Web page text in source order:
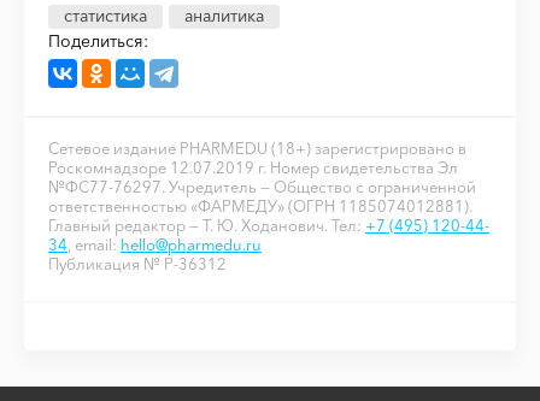
статистика
аналитика
Поделиться:
Сетевое издание PHARMEDU (18+) зарегистрировано в
Роскомнадзоре 12.07.2019 г. Номер свидетельства Эл
№ФС77-76297. Учредитель — Общество с ограниченной
ответственностью «ФАРМЕДУ» (ОГРН 1185074012881).
Главный редактор — Т. Ю. Ходанович. Тел: +7 (495) 120-44-
34 , email: hello@pharmedu.ru
Публикация № P-36312